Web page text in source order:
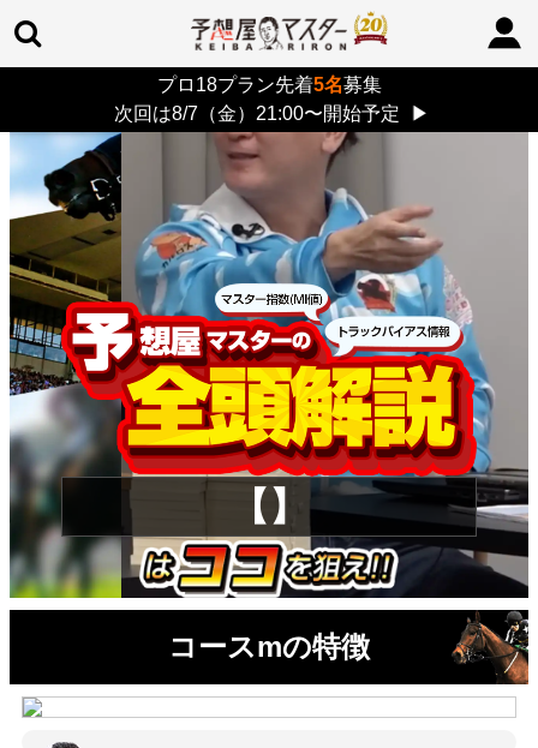
プロ18プラン先着5名募集
次回は8/7（金）21:00〜開始予定
▶
> 26/8/9 (日)
【】
コースmの特徴